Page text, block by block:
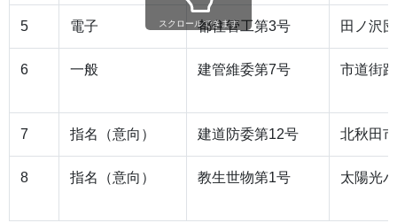
5 電子 都住管工第3号 田ノ沢
6 一般 建管維委第7号 市道街
7 指名（意向） 建道防委第12号 北秋田
8 指名（意向） 教生世物第1号 太陽光
スクロールできます